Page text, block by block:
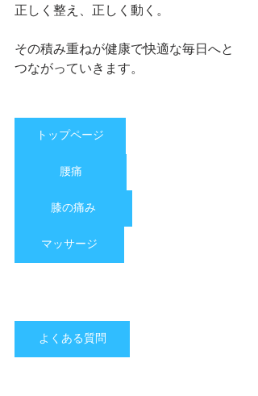
正しく整え、正しく動く。
その積み重ねが健康で快適な毎日へと
つながっていきます。
トップページ
腰痛
膝の痛み
マッサージ
よくある質問